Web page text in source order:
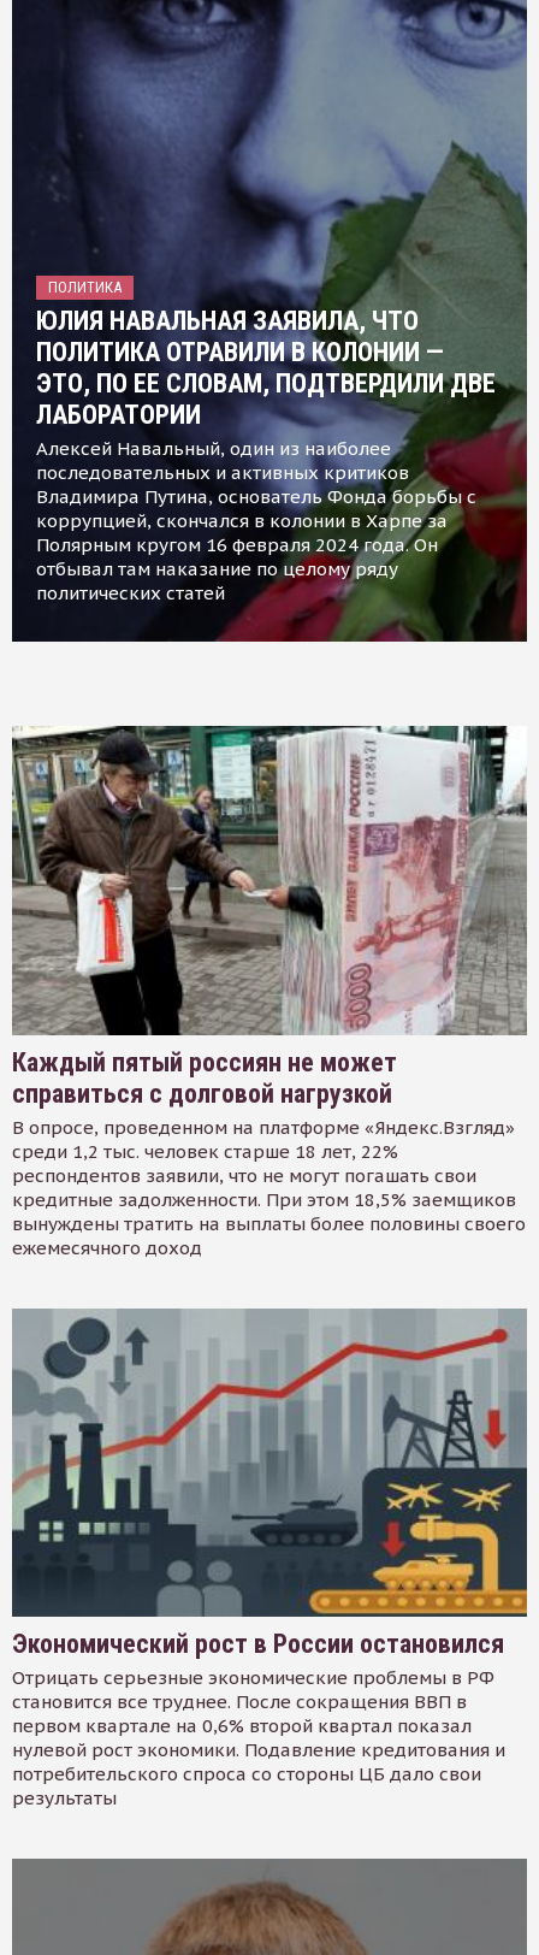
ПОЛИТИКА
ЮЛИЯ НАВАЛЬНАЯ ЗАЯВИЛА, ЧТО
ПОЛИТИКА ОТРАВИЛИ В КОЛОНИИ —
ЭТО, ПО ЕЕ СЛОВАМ, ПОДТВЕРДИЛИ ДВЕ
ЛАБОРАТОРИИ
Алексей Навальный, один из наиболее
последовательных и активных критиков
Владимира Путина, основатель Фонда борьбы с
коррупцией, скончался в колонии в Харпе за
Полярным кругом 16 февраля 2024 года. Он
отбывал там наказание по целому ряду
политических статей
Каждый пятый россиян не может
справиться с долговой нагрузкой
В опросе, проведенном на платформе «Яндекс.Взгляд»
среди 1,2 тыс. человек старше 18 лет, 22%
респондентов заявили, что не могут погашать свои
кредитные задолженности. При этом 18,5% заемщиков
вынуждены тратить на выплаты более половины своего
ежемесячного доход
Экономический рост в России остановился
Отрицать серьезные экономические проблемы в РФ
становится все труднее. После сокращения ВВП в
первом квартале на 0,6% второй квартал показал
нулевой рост экономики. Подавление кредитования и
потребительского спроса со стороны ЦБ дало свои
результаты